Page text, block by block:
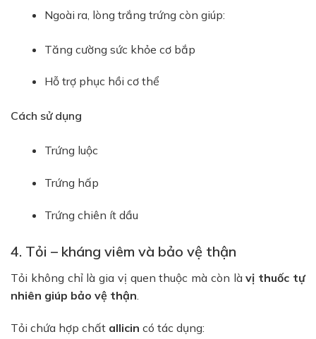
Ngoài ra, lòng trắng trứng còn giúp:
Tăng cường sức khỏe cơ bắp
Hỗ trợ phục hồi cơ thể
Cách sử dụng
Trứng luộc
Trứng hấp
Trứng chiên ít dầu
4. Tỏi – kháng viêm và bảo vệ thận
Tỏi không chỉ là gia vị quen thuộc mà còn làvị thuốc tự
nhiên giúp bảo vệ thận
Tỏi chứa hợp chất allicin có tác dụng: